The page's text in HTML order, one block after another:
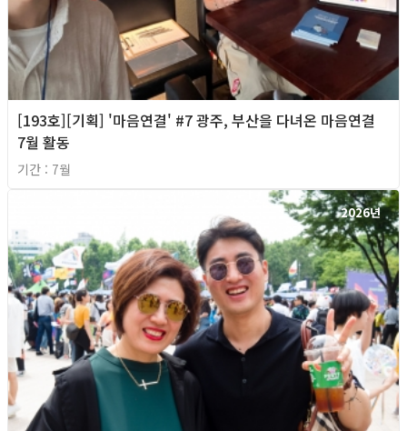
[193호][기획] '마음연결' #7 광주, 부산을 다녀온 마음연결
7월 활동
기간 : 7월
2026년